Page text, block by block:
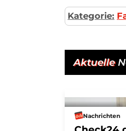
Kategorie:
Aktuelle
Nachrichten